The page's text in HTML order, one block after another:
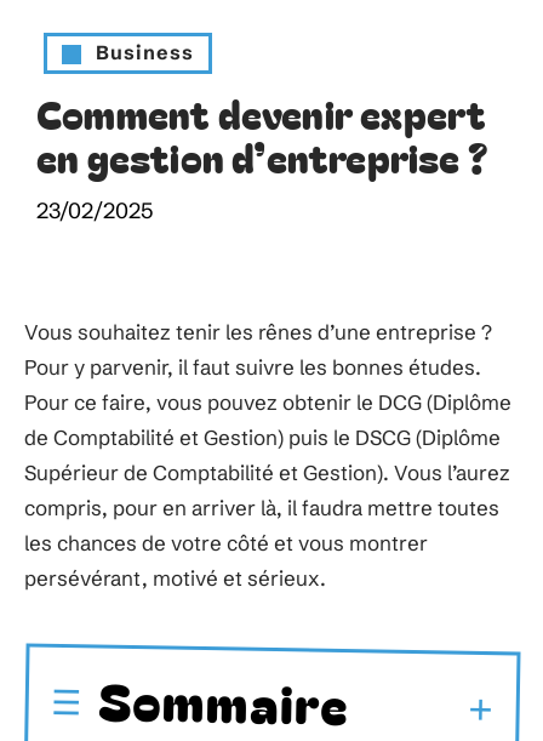
Business
Comment devenir expert
en gestion d’entreprise ?
23/02/2025
Vous souhaitez tenir les rênes d’une entreprise ?
Pour y parvenir, il faut suivre les bonnes études.
Pour ce faire, vous pouvez obtenir le DCG (Diplôme
de Comptabilité et Gestion) puis le DSCG (Diplôme
Supérieur de Comptabilité et Gestion). Vous l’aurez
compris, pour en arriver là, il faudra mettre toutes
les chances de votre côté et vous montrer
persévérant, motivé et sérieux.
Sommaire